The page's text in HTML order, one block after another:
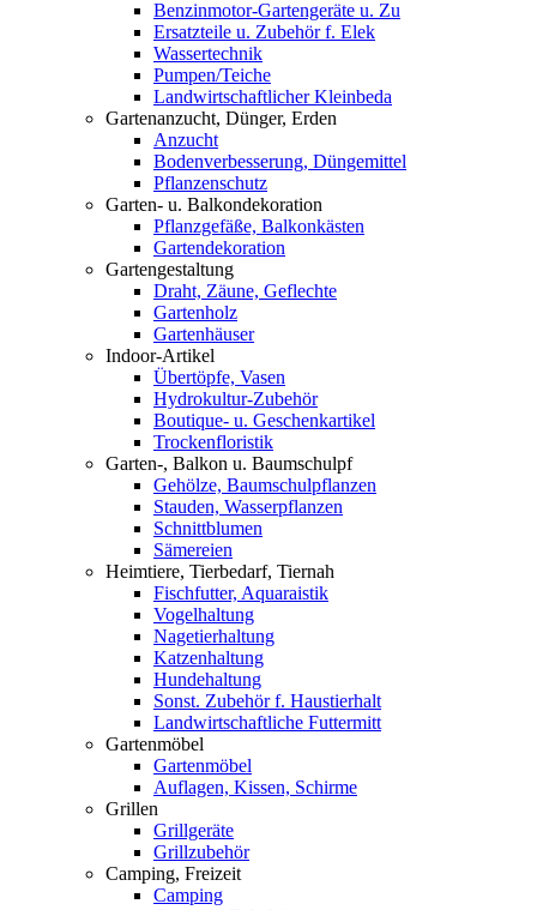
Benzinmotor-Gartengeräte u. Zu
Ersatzteile u. Zubehör f. Elek
Wassertechnik
Pumpen/Teiche
Landwirtschaftlicher Kleinbeda
Gartenanzucht, Dünger, Erden
Anzucht
Bodenverbesserung, Düngemittel
Pflanzenschutz
Garten- u. Balkondekoration
Pflanzgefäße, Balkonkästen
Gartendekoration
Gartengestaltung
Draht, Zäune, Geflechte
Gartenholz
Gartenhäuser
Indoor-Artikel
Übertöpfe, Vasen
Hydrokultur-Zubehör
Boutique- u. Geschenkartikel
Trockenfloristik
Garten-, Balkon u. Baumschulpf
Gehölze, Baumschulpflanzen
Stauden, Wasserpflanzen
Schnittblumen
Sämereien
Heimtiere, Tierbedarf, Tiernah
Fischfutter, Aquaraistik
Vogelhaltung
Nagetierhaltung
Katzenhaltung
Hundehaltung
Sonst. Zubehör f. Haustierhalt
Landwirtschaftliche Futtermitt
Gartenmöbel
Gartenmöbel
Auflagen, Kissen, Schirme
Grillen
Grillgeräte
Grillzubehör
Camping, Freizeit
Camping